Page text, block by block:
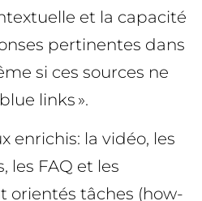
et la capacité
pertinentes dans
si ces sources ne
links ».
enrichis: la vidéo, les
les FAQ et les
orientés tâches (how-